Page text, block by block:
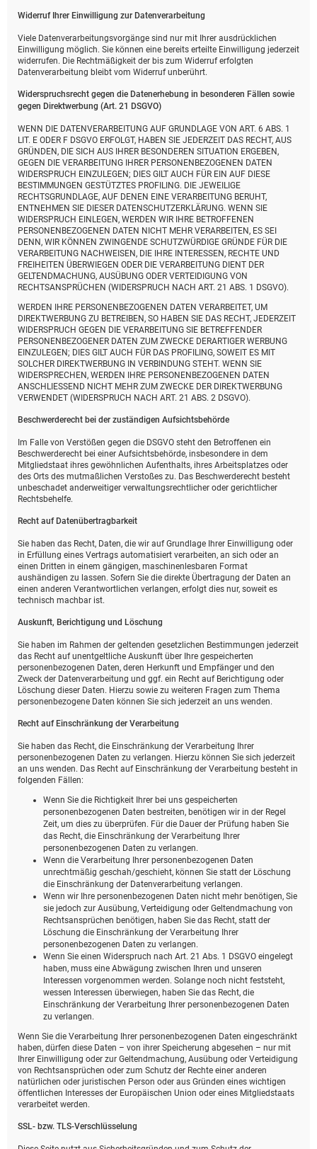
Widerruf Ihrer Einwilligung zur Datenverarbeitung
Viele Datenverarbeitungsvorgänge sind nur mit Ihrer ausdrücklichen
Einwilligung möglich. Sie können eine bereits erteilte Einwilligung jederzeit
widerrufen. Die Rechtmäßigkeit der bis zum Widerruf erfolgten
Datenverarbeitung bleibt vom Widerruf unberührt.
Widerspruchsrecht gegen die Datenerhebung in besonderen Fällen sowie
gegen Direktwerbung (Art. 21 DSGVO)
WENN DIE DATENVERARBEITUNG AUF GRUNDLAGE VON ART. 6 ABS. 1
LIT. E ODER F DSGVO ERFOLGT, HABEN SIE JEDERZEIT DAS RECHT, AUS
GRÜNDEN, DIE SICH AUS IHRER BESONDEREN SITUATION ERGEBEN,
GEGEN DIE VERARBEITUNG IHRER PERSONENBEZOGENEN DATEN
WIDERSPRUCH EINZULEGEN; DIES GILT AUCH FÜR EIN AUF DIESE
BESTIMMUNGEN GESTÜTZTES PROFILING. DIE JEWEILIGE
RECHTSGRUNDLAGE, AUF DENEN EINE VERARBEITUNG BERUHT,
ENTNEHMEN SIE DIESER DATENSCHUTZERKLÄRUNG. WENN SIE
WIDERSPRUCH EINLEGEN, WERDEN WIR IHRE BETROFFENEN
PERSONENBEZOGENEN DATEN NICHT MEHR VERARBEITEN, ES SEI
DENN, WIR KÖNNEN ZWINGENDE SCHUTZWÜRDIGE GRÜNDE FÜR DIE
VERARBEITUNG NACHWEISEN, DIE IHRE INTERESSEN, RECHTE UND
FREIHEITEN ÜBERWIEGEN ODER DIE VERARBEITUNG DIENT DER
GELTENDMACHUNG, AUSÜBUNG ODER VERTEIDIGUNG VON
RECHTSANSPRÜCHEN (WIDERSPRUCH NACH ART. 21 ABS. 1 DSGVO).
WERDEN IHRE PERSONENBEZOGENEN DATEN VERARBEITET, UM
DIREKTWERBUNG ZU BETREIBEN, SO HABEN SIE DAS RECHT, JEDERZEIT
WIDERSPRUCH GEGEN DIE VERARBEITUNG SIE BETREFFENDER
PERSONENBEZOGENER DATEN ZUM ZWECKE DERARTIGER WERBUNG
EINZULEGEN; DIES GILT AUCH FÜR DAS PROFILING, SOWEIT ES MIT
SOLCHER DIREKTWERBUNG IN VERBINDUNG STEHT. WENN SIE
WIDERSPRECHEN, WERDEN IHRE PERSONENBEZOGENEN DATEN
ANSCHLIESSEND NICHT MEHR ZUM ZWECKE DER DIREKTWERBUNG
VERWENDET (WIDERSPRUCH NACH ART. 21 ABS. 2 DSGVO).
Beschwerde­recht bei der zuständigen Aufsichts­behörde
Im Falle von Verstößen gegen die DSGVO steht den Betroffenen ein
Beschwerderecht bei einer Aufsichtsbehörde, insbesondere in dem
Mitgliedstaat ihres gewöhnlichen Aufenthalts, ihres Arbeitsplatzes oder
des Orts des mutmaßlichen Verstoßes zu. Das Beschwerderecht besteht
unbeschadet anderweitiger verwaltungsrechtlicher oder gerichtlicher
Rechtsbehelfe.
Recht auf Daten­übertrag­barkeit
Sie haben das Recht, Daten, die wir auf Grundlage Ihrer Einwilligung oder
in Erfüllung eines Vertrags automatisiert verarbeiten, an sich oder an
einen Dritten in einem gängigen, maschinenlesbaren Format
aushändigen zu lassen. Sofern Sie die direkte Übertragung der Daten an
einen anderen Verantwortlichen verlangen, erfolgt dies nur, soweit es
technisch machbar ist.
Auskunft, Berichtigung und Löschung
Sie haben im Rahmen der geltenden gesetzlichen Bestimmungen jederzeit
das Recht auf unentgeltliche Auskunft über Ihre gespeicherten
personenbezogenen Daten, deren Herkunft und Empfänger und den
Zweck der Datenverarbeitung und ggf. ein Recht auf Berichtigung oder
Löschung dieser Daten. Hierzu sowie zu weiteren Fragen zum Thema
personenbezogene Daten können Sie sich jederzeit an uns wenden.
Recht auf Einschränkung der Verarbeitung
Sie haben das Recht, die Einschränkung der Verarbeitung Ihrer
personenbezogenen Daten zu verlangen. Hierzu können Sie sich jederzeit
an uns wenden. Das Recht auf Einschränkung der Verarbeitung besteht in
folgenden Fällen:
Wenn Sie die Richtigkeit Ihrer bei uns gespeicherten
personenbezogenen Daten bestreiten, benötigen wir in der Regel
Zeit, um dies zu überprüfen. Für die Dauer der Prüfung haben Sie
das Recht, die Einschränkung der Verarbeitung Ihrer
personenbezogenen Daten zu verlangen.
Wenn die Verarbeitung Ihrer personenbezogenen Daten
unrechtmäßig geschah/geschieht, können Sie statt der Löschung
die Einschränkung der Datenverarbeitung verlangen.
Wenn wir Ihre personenbezogenen Daten nicht mehr benötigen, Sie
sie jedoch zur Ausübung, Verteidigung oder Geltendmachung von
Rechtsansprüchen benötigen, haben Sie das Recht, statt der
Löschung die Einschränkung der Verarbeitung Ihrer
personenbezogenen Daten zu verlangen.
Wenn Sie einen Widerspruch nach Art. 21 Abs. 1 DSGVO eingelegt
haben, muss eine Abwägung zwischen Ihren und unseren
Interessen vorgenommen werden. Solange noch nicht feststeht,
wessen Interessen überwiegen, haben Sie das Recht, die
Einschränkung der Verarbeitung Ihrer personenbezogenen Daten
zu verlangen.
Wenn Sie die Verarbeitung Ihrer personenbezogenen Daten eingeschränkt
haben, dürfen diese Daten – von ihrer Speicherung abgesehen – nur mit
Ihrer Einwilligung oder zur Geltendmachung, Ausübung oder Verteidigung
von Rechtsansprüchen oder zum Schutz der Rechte einer anderen
natürlichen oder juristischen Person oder aus Gründen eines wichtigen
öffentlichen Interesses der Europäischen Union oder eines Mitgliedstaats
verarbeitet werden.
SSL- bzw. TLS-Verschlüsselung